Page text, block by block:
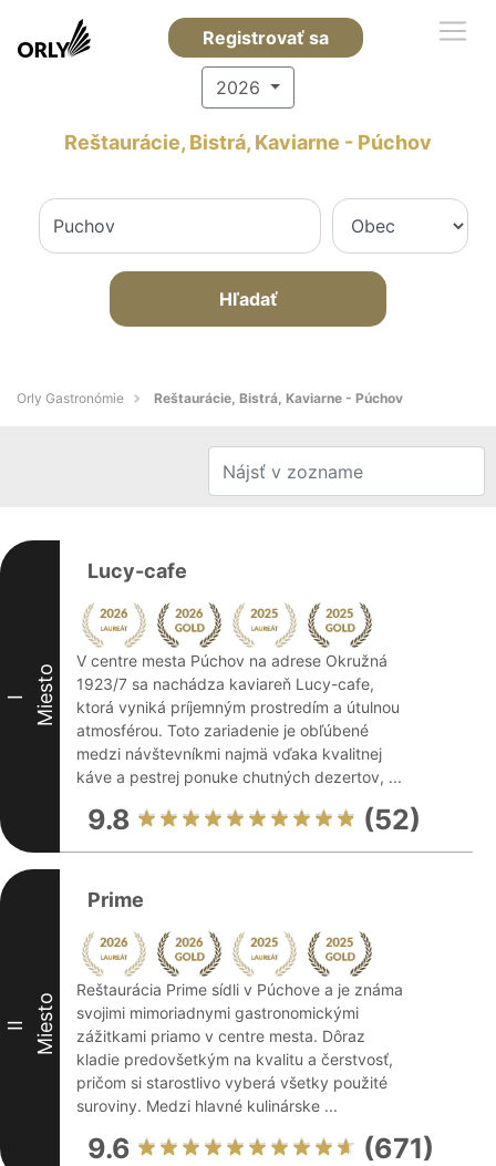
Registrovať sa
2026
Reštaurácie, Bistrá, Kaviarne - Púchov
Hľadať
Orly Gastronómie Reštaurácie, Bistrá, Kaviarne - Púchov
I Miesto
Lucy-cafe
V centre mesta Púchov na adrese Okružná
1923/7 sa nachádza kaviareň Lucy-cafe,
ktorá vyniká príjemným prostredím a útulnou
atmosférou. Toto zariadenie je obľúbené
medzi návštevníkmi najmä vďaka kvalitnej
káve a pestrej ponuke chutných dezertov, ...
9.8 (52)
II Miesto
Prime
Reštaurácia Prime sídli v Púchove a je známa
svojimi mimoriadnymi gastronomickými
zážitkami priamo v centre mesta. Dôraz
kladie predovšetkým na kvalitu a čerstvosť,
pričom si starostlivo vyberá všetky použité
suroviny. Medzi hlavné kulinárske ...
9.6 (671)